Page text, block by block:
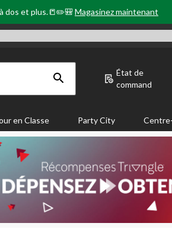
dos et plus.📒✏️🎒Magasinez maintenant
État de
command
en Classe Party City